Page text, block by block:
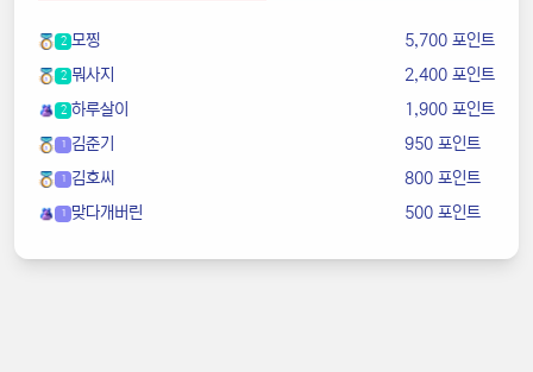
2 모찡 5,700 포인트
2 뭐사지 2,400 포인트
2 하루살이 1,900 포인트
1 김준기 950 포인트
1 김호씨 800 포인트
1 맞다개버린 500 포인트